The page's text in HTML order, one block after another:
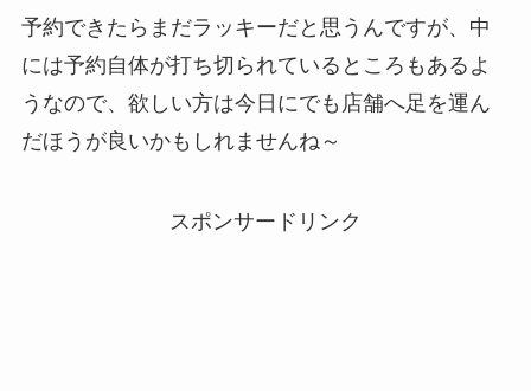
予約できたらまだラッキーだと思うんですが、中
には予約自体が打ち切られているところもあるよ
うなので、欲しい方は今日にでも店舗へ足を運ん
だほうが良いかもしれませんね～
スポンサードリンク